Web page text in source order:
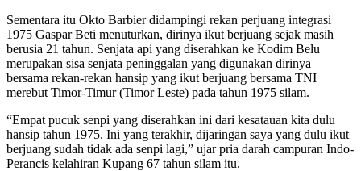
Sementara itu Okto Barbier didampingi rekan perjuang integrasi
1975 Gaspar Beti menuturkan, dirinya ikut berjuang sejak masih
berusia 21 tahun. Senjata api yang diserahkan ke Kodim Belu
merupakan sisa senjata peninggalan yang digunakan dirinya
bersama rekan-rekan hansip yang ikut berjuang bersama TNI
merebut Timor-Timur (Timor Leste) pada tahun 1975 silam.
“Empat pucuk senpi yang diserahkan ini dari kesatauan kita dulu
hansip tahun 1975. Ini yang terakhir, dijaringan saya yang dulu ikut
berjuang sudah tidak ada senpi lagi,” ujar pria darah campuran Indo-
Perancis kelahiran Kupang 67 tahun silam itu.